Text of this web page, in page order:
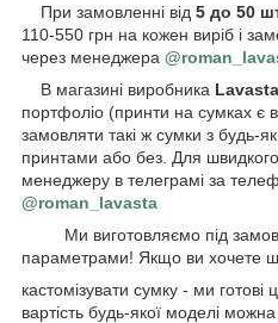
При замовленні від 5 до 50
110-550 грн на кожен виріб і
через менеджера
В магазині виробника
портфоліо (принти на сумках є
замовляти такі ж сумки з будь-
принтами або без. Для
менеджеру в телеграмі за
@roman_lavasta
Ми виготовляємо під
параметрами! Якщо ви хочете
кастомізувати сумку - ми
вартість будь-якої моделі